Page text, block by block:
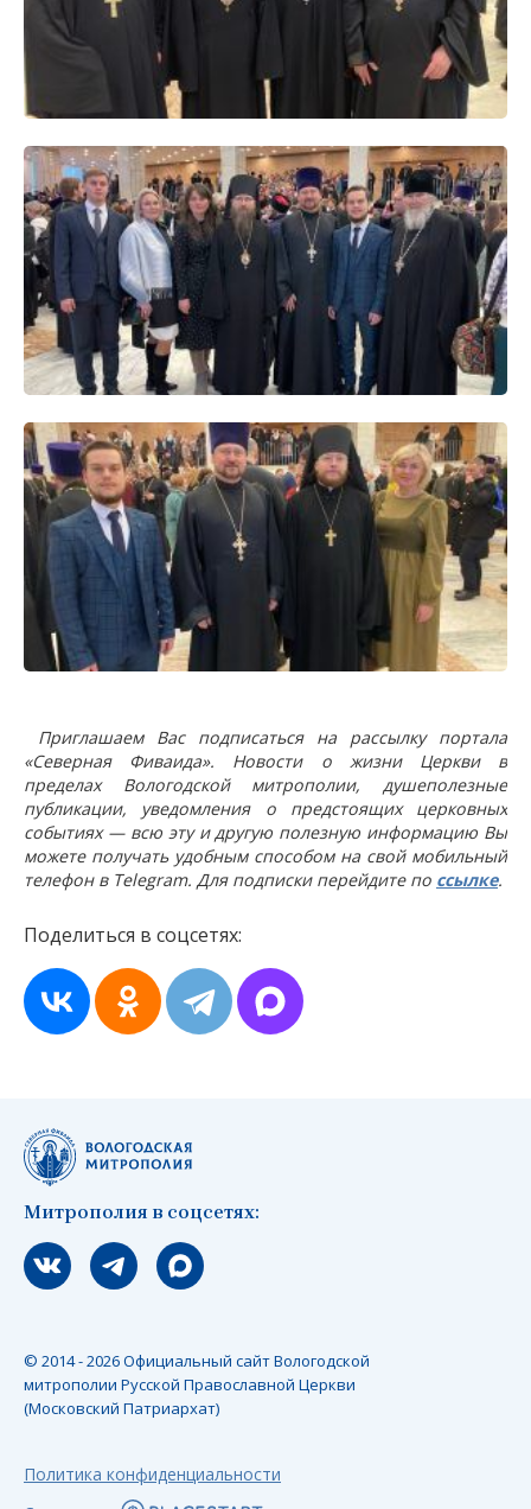
Приглашаем Вас подписаться на рассылку портала
«Северная Фиваида». Новости о жизни Церкви в
пределах Вологодской митрополии, душеполезные
публикации, уведомления о предстоящих церковных
событиях — всю эту и другую полезную информацию Вы
можете получать удобным способом на свой мобильный
телефон в Telegram. Для подписки перейдите по ссылке.
Поделиться в соцсетях:
Митрополия в соцсетях:
Мы вконтакте
Мы в telegram
Мы в Макс
© 2014 - 2026 Официальный сайт Вологодской
митрополии Русской Православной Церкви
(Московский Патриархат)
Политика конфиденциальности